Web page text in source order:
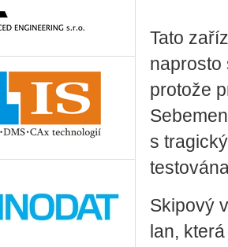
Tato
naprosto
protože
s
Skipový
lan,